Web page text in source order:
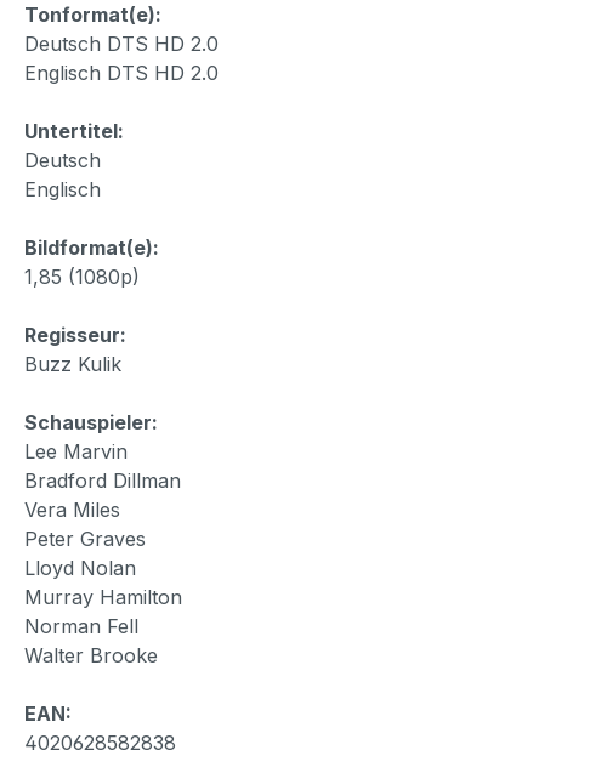
Tonformat(e):
Deutsch DTS HD 2.0
Englisch DTS HD 2.0
Untertitel:
Deutsch
Englisch
Bildformat(e):
1,85 (1080p)
Regisseur:
Buzz Kulik
Schauspieler:
Lee Marvin
Bradford Dillman
Vera Miles
Peter Graves
Lloyd Nolan
Murray Hamilton
Norman Fell
Walter Brooke
EAN:
4020628582838